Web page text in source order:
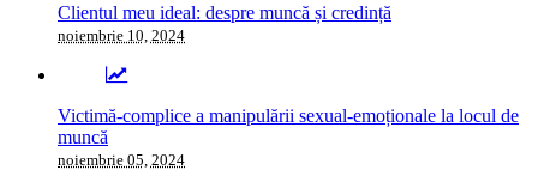
Clientul meu ideal: despre muncă și credință
noiembrie 10, 2024
Victimă-complice a manipulării sexual-emoționale la locul de
muncă
noiembrie 05, 2024